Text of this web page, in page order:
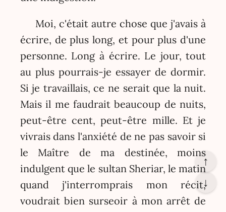
Moi, c'était autre chose que j'avais à
écrire, de plus long, et pour plus d'une
personne. Long à écrire. Le jour, tout
au plus pourrais-je essayer de dormir.
Si je travaillais, ce ne serait que la nuit.
Mais il me faudrait beaucoup de nuits,
peut-être cent, peut-être mille. Et je
vivrais dans l'anxiété de ne pas savoir si
le Maître de ma destinée, moins
indulgent que le sultan Sheriar, le matin
quand j'interromprais mon récit,
voudrait bien surseoir à mon arrêt de
↑
↓